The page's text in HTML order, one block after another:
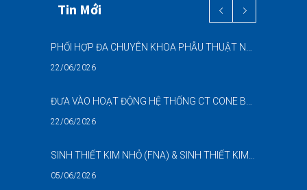
Tin Mới
22/06/2026
22/06/2026
05/06/2026